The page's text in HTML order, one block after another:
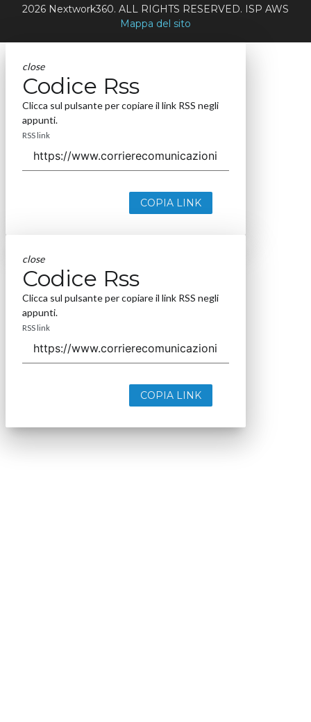
2026 Nextwork360. ALL RIGHTS RESERVED. ISP AWS
Mappa del sito
close
Codice Rss
Clicca sul pulsante per copiare il link RSS negli
appunti.
RSS link
COPIA LINK
close
Codice Rss
Clicca sul pulsante per copiare il link RSS negli
appunti.
RSS link
COPIA LINK